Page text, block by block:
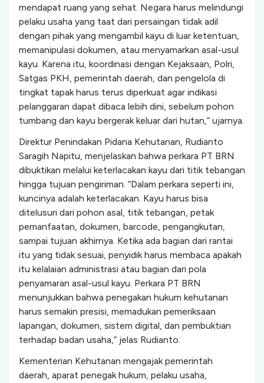
mendapat ruang yang sehat. Negara harus melindungi
pelaku usaha yang taat dari persaingan tidak adil
dengan pihak yang mengambil kayu di luar ketentuan,
memanipulasi dokumen, atau menyamarkan asal-usul
kayu. Karena itu, koordinasi dengan Kejaksaan, Polri,
Satgas PKH, pemerintah daerah, dan pengelola di
tingkat tapak harus terus diperkuat agar indikasi
pelanggaran dapat dibaca lebih dini, sebelum pohon
tumbang dan kayu bergerak keluar dari hutan,” ujarnya.
Direktur Penindakan Pidana Kehutanan, Rudianto
Saragih Napitu, menjelaskan bahwa perkara PT BRN
dibuktikan melalui keterlacakan kayu dari titik tebangan
hingga tujuan pengiriman. “Dalam perkara seperti ini,
kuncinya adalah keterlacakan. Kayu harus bisa
ditelusuri dari pohon asal, titik tebangan, petak
pemanfaatan, dokumen, barcode, pengangkutan,
sampai tujuan akhirnya. Ketika ada bagian dari rantai
itu yang tidak sesuai, penyidik harus membaca apakah
itu kelalaian administrasi atau bagian dari pola
penyamaran asal-usul kayu. Perkara PT BRN
menunjukkan bahwa penegakan hukum kehutanan
harus semakin presisi, memadukan pemeriksaan
lapangan, dokumen, sistem digital, dan pembuktian
terhadap badan usaha,” jelas Rudianto.
Kementerian Kehutanan mengajak pemerintah
daerah, aparat penegak hukum, pelaku usaha,